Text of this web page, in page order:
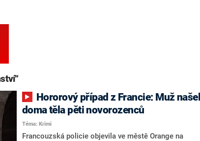
doma těla pěti novorozenců
Téma: Krimi
Francouzská policie objevila ve městě Orange na